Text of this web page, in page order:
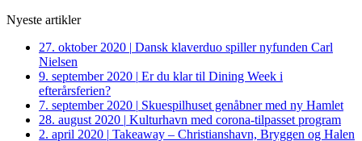
Nyeste artikler
27. oktober 2020 | Dansk klaverduo spiller nyfunden Carl
Nielsen
9. september 2020 | Er du klar til Dining Week i
efterårsferien?
7. september 2020 | Skuespilhuset genåbner med ny Hamlet
28. august 2020 | Kulturhavn med corona-tilpasset program
2. april 2020 | Takeaway – Christianshavn, Bryggen og Halen